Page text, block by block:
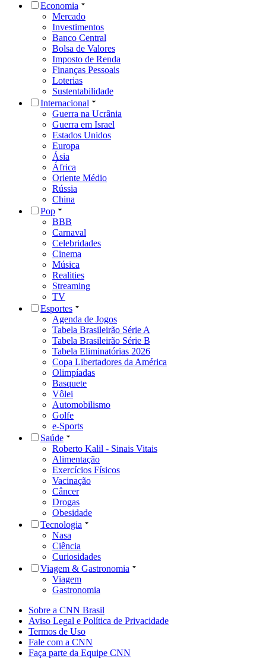
Economia
Mercado
Investimentos
Banco Central
Bolsa de Valores
Imposto de Renda
Finanças Pessoais
Loterias
Sustentabilidade
Internacional
Guerra na Ucrânia
Guerra em Israel
Estados Unidos
Europa
Ásia
África
Oriente Médio
Rússia
China
Pop
BBB
Carnaval
Celebridades
Cinema
Música
Realities
Streaming
TV
Esportes
Agenda de Jogos
Tabela Brasileirão Série A
Tabela Brasileirão Série B
Tabela Eliminatórias 2026
Copa Libertadores da América
Olimpíadas
Basquete
Vôlei
Automobilismo
Golfe
e-Sports
Saúde
Roberto Kalil - Sinais Vitais
Alimentação
Exercícios Físicos
Vacinação
Câncer
Drogas
Obesidade
Tecnologia
Nasa
Ciência
Curiosidades
Viagem & Gastronomia
Viagem
Gastronomia
Sobre a CNN Brasil
Aviso Legal e Política de Privacidade
Termos de Uso
Fale com a CNN
Faça parte da Equipe CNN